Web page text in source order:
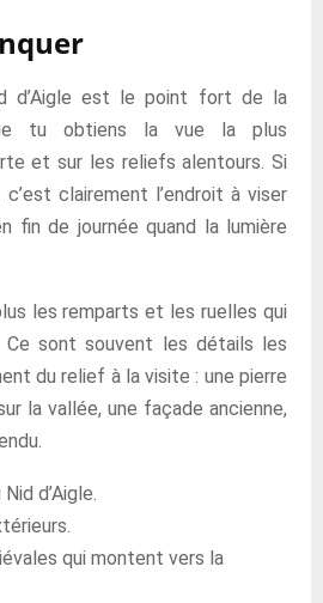
d’Aigle est le point fort de la
tu obtiens la vue la plus
et sur les reliefs alentours. Si
clairement l’endroit à viser
fin de journée quand la lumière
les remparts et les ruelles qui
Ce sont souvent les détails les
du relief à la visite : une pierre
la vallée, une façade ancienne,
d’Aigle.
qui montent vers la